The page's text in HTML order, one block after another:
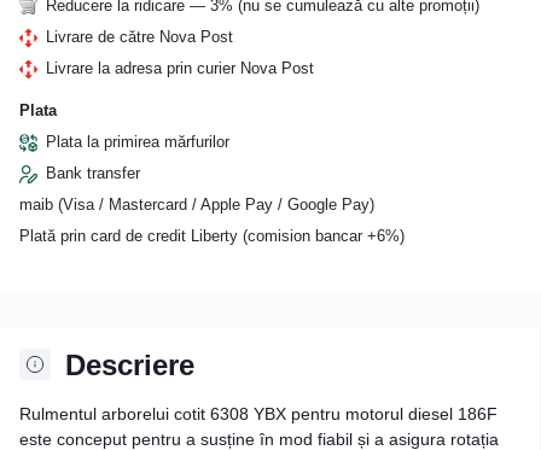
Reducere la ridicare — 3% (nu se cumulează cu alte promoții)
Livrare de către Nova Post
Livrare la adresa prin curier Nova Post
Plata
Plata la primirea mărfurilor
Bank transfer
maib (Visa / Mastercard / Apple Pay / Google Pay)
Plată prin card de credit Liberty (comision bancar +6%)
Descriere
Rulmentul arborelui cotit 6308 YBX pentru motorul diesel 186F
este conceput pentru a susține în mod fiabil și a asigura rotația